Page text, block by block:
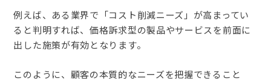
例えば、ある業界で「コスト削減ニーズ」が高まってい
ると判明すれば、価格訴求型の製品やサービスを前面に
出した施策が有効となります。
このように、顧客の本質的なニーズを把握できること